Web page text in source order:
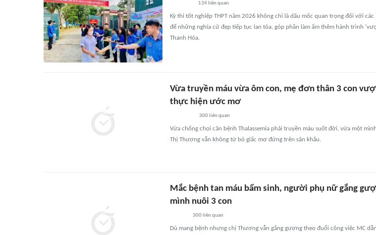
134 liên quan
Kỳ thi tốt nghiệp THPT năm 2026 không chỉ là dấu mốc quan trọng đối với
để những nghĩa cử đẹp tiếp tục lan tỏa, góp phần làm ấm thêm hành trình
Thanh Hóa.
Vừa truyền máu vừa ôm con, mẹ đơn thân 3 con
thực hiện ước mơ
300liên quan
Vừa chống chọi căn bệnh Thalassemia phải truyền máu suốt đời, vừa một
Thị Thương vẫn không từ bỏ giấc mơ đứng trên sân khấu.
Mắc bệnh tan máu bẩm sinh, người phụ nữ gắng
mình nuôi 3 con
300liên quan
Dù mang bệnh nhưng chị Thương vẫn gắng gượng theo đuổi công việc MC